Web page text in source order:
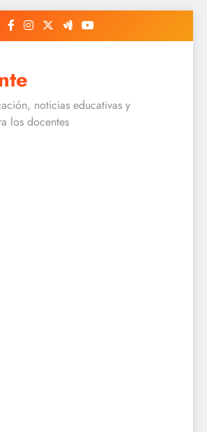
noticias educativas y
los docentes